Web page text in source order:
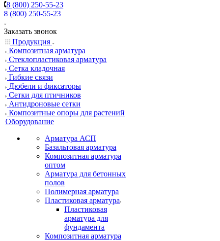
8 (800) 250-55-23
8 (800) 250-55-23
Заказать звонок
Продукция
Композитная арматура
Cтеклопластиковая арматура
Сетка кладочная
Гибкие связи
Дюбели и фиксаторы
Сетки для птичников
Антидроновые сетки
Композитные опоры для растений
Оборудование
Арматура АСП
Базальтовая арматура
Композитная арматура
оптом
Арматура для бетонных
полов
Полимерная арматура
Пластиковая арматура
Пластиковая
арматура для
фундамента
Композитная арматура